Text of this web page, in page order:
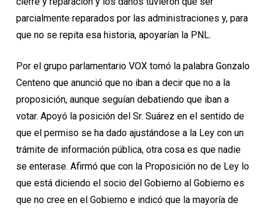
parcialmente reparados por las administraciones y, para
que no se repita esa historia, apoyarían la PNL.
Por el grupo parlamentario VOX tomó la palabra Gonzalo
Centeno que anunció que no iban a decir que no a la
proposición, aunque seguían debatiendo que iban a
votar. Apoyó la posición del Sr. Suárez en el sentido de
que el permiso se ha dado ajustándose a la Ley con un
trámite de información pública, otra cosa es que nadie
se enterase. Afirmó que con la Proposición no de Ley lo
que está diciendo el socio del Gobierno al Gobierno es
que no cree en el Gobierno e indicó que la mayoría de